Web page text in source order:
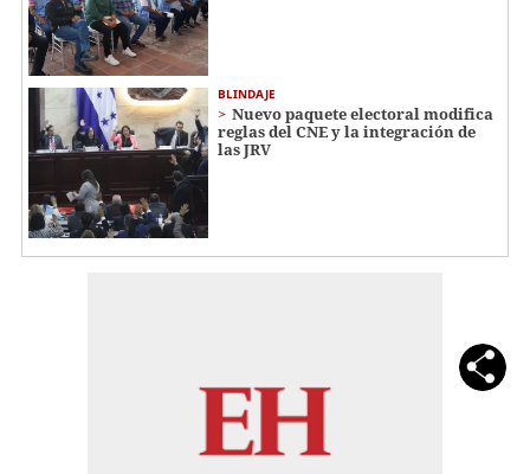
BLINDAJE
Nuevo paquete electoral modifica
reglas del CNE y la integración de
las JRV